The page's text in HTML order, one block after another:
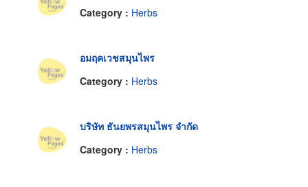
Category : Herbs
อมฤคเวชสมุนไพร
Category : Herbs
บริษัท ธันยพรสมุนไพร จำกัด
Category : Herbs